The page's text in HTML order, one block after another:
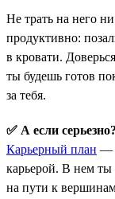
Не трать на него
продуктивно:
в кровати.
ты будешь готов
за тебя.
✅ А если серьезно?
Карьерный план —
карьерой. В нем
на пути к